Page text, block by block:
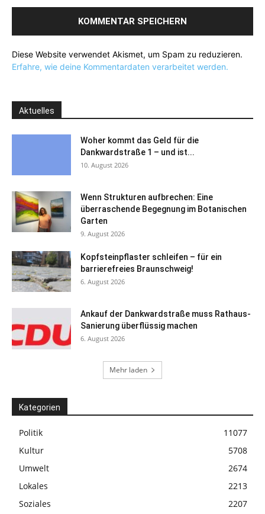
Diese Website verwendet Akismet, um Spam zu reduzieren.
Erfahre, wie deine Kommentardaten verarbeitet werden.
Aktuelles
Woher kommt das Geld für die
Dankwardstraße 1 – und ist...
10. August 2026
Wenn Strukturen aufbrechen: Eine
überraschende Begegnung im Botanischen
Garten
9. August 2026
Kopfsteinpflaster schleifen – für ein
barrierefreies Braunschweig!
6. August 2026
Ankauf der Dankwardstraße muss Rathaus-
Sanierung überflüssig machen
6. August 2026
Mehr laden
Kategorien
Politik
11077
Kultur
5708
Umwelt
2674
Lokales
2213
Soziales
2207